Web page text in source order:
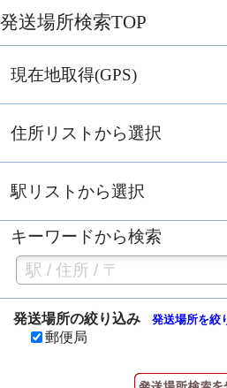
発送場所検索TOP
現在地取得(GPS)
住所リストから選択
駅リストから選択
キーワードから検索
発送場所の絞り込み 発送場所を絞
郵便局